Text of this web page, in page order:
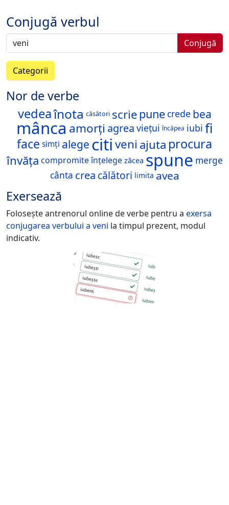
Conjugă verbul
Conjugă
Categorii
Nor de verbe
vedeaînota căsători scriepune crede bea
mânca amorți agrea viețui încăpea iubi fi
face simți alege citiveni ajuta procura
învăța compromiteînțelege zăcea spune merge
cânta crea călători limita avea
Exersează
Folosește antrenorul online de verbe pentru a exersa
conjugarea verbului a veni la timpul prezent, modul
indicativ.